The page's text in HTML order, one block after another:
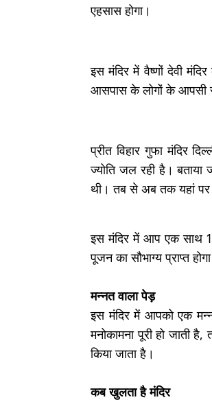
एहसास होगा।
इस मंदिर में वैष्णों देवी
आसपास के लोगों के आपसी
प्रीत विहार गुफा मंदिर
ज्योति जल रही है। बताया
थी। तब से अब तक यहां
इस मंदिर में आप एक साथ
पूजन का सौभाग्य प्राप्त
मन्नत वाला पेड़
इस मंदिर में आपको एक
मनोकामना पूरी हो जाती
किया जाता है।
कब खुलता है मंदिर